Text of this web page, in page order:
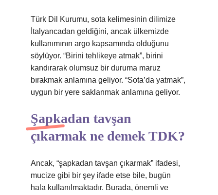
Türk Dil Kurumu, sota kelimesinin dilimize
İtalyancadan geldiğini, ancak ülkemizde
kullanımının argo kapsamında olduğunu
söylüyor. “Birini tehlikeye atmak”, birini
kandırarak olumsuz bir duruma maruz
bırakmak anlamına geliyor. “Sota’da yatmak”,
uygun bir yere saklanmak anlamına geliyor.
Şapkadan tavşan
çıkarmak ne demek TDK?
Ancak, “şapkadan tavşan çıkarmak” ifadesi,
mucize gibi bir şey ifade etse bile, bugün
hala kullanılmaktadır. Burada, önemli ve